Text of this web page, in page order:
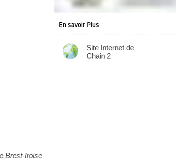
Brest-Iroise
En savoir Plus
Site Internet de
Chain 2